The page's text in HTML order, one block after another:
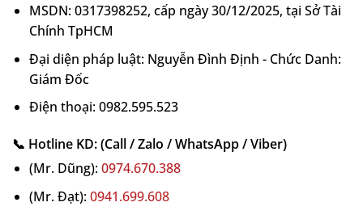
5. Thông số kỹ thuật Vợt Pickleball Honolulu
J6CR
Dáng vợt: Elongated
MSDN: 0317398252, cấp ngày 30/12/2025, tại Sở Tài
Chính TpHCM
Đại diện pháp luật: Nguyễn Đình Định - Chức Danh:
Giám Đốc
Điện thoại: 0982.595.523
📞 Hotline KD: (Call / Zalo / WhatsApp / Viber)
(Mr. Dũng):0974.670.388
(Mr. Đạt):0941.699.608